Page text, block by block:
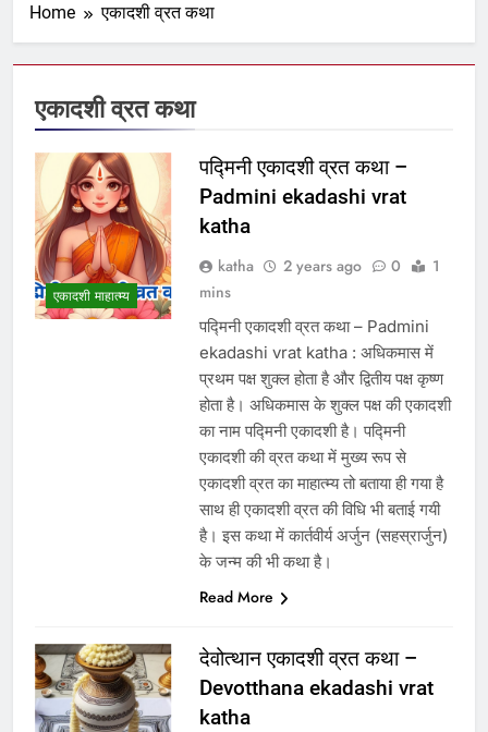
Home एकादशी व्रत कथा
एकादशी व्रत कथा
एकादशी माहात्म्य
पद्मिनी एकादशी व्रत कथा –
Padmini ekadashi vrat
katha
katha 2 years ago 0
1
mins
पद्मिनी एकादशी व्रत कथा – Padmini
ekadashi vrat katha : अधिकमास में
प्रथम पक्ष शुक्ल होता है और द्वितीय पक्ष कृष्ण
होता है। अधिकमास के शुक्ल पक्ष की एकादशी
का नाम पद्मिनी एकादशी है। पद्मिनी
एकादशी की व्रत कथा में मुख्य रूप से
एकादशी व्रत का माहात्म्य तो बताया ही गया है
साथ ही एकादशी व्रत की विधि भी बताई गयी
है। इस कथा में कार्तवीर्य अर्जुन (सहस्रार्जुन)
के जन्म की भी कथा है।
Read More
देवोत्थान एकादशी व्रत कथा –
Devotthana ekadashi vrat
katha